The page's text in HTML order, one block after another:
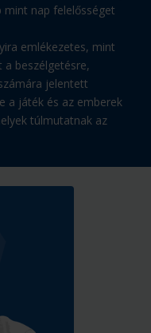
nap felelősséget
emlékezetes, mint
beszélgetésre,
jelentett
a játék és az emberek
túlmutatnak az